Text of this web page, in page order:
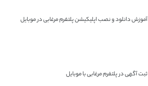
آموزش دانلود و نصب اپلیکیشن پلتفرم مرغابی در موبایل
ثبت آگهی در پلتفرم مرغابی با موبایل